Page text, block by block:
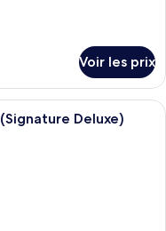
Voir les prix
d’hôtel avec deux lits,
Deluxe)